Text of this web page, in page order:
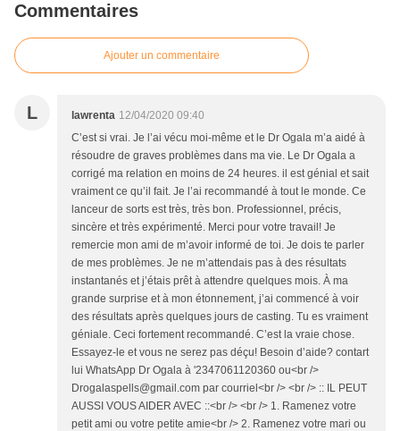
Commentaires
Ajouter un commentaire
L lawrenta 12/04/2020 09:40
C’est si vrai. Je l’ai vécu moi-même et le Dr Ogala m’a aidé à
résoudre de graves problèmes dans ma vie. Le Dr Ogala a
corrigé ma relation en moins de 24 heures. il est génial et sait
vraiment ce qu’il fait. Je l’ai recommandé à tout le monde. Ce
lanceur de sorts est très, très bon. Professionnel, précis,
sincère et très expérimenté. Merci pour votre travail! Je
remercie mon ami de m’avoir informé de toi. Je dois te parler
de mes problèmes. Je ne m’attendais pas à des résultats
instantanés et j’étais prêt à attendre quelques mois. À ma
grande surprise et à mon étonnement, j’ai commencé à voir
des résultats après quelques jours de casting. Tu es vraiment
géniale. Ceci fortement recommandé. C’est la vraie chose.
Essayez-le et vous ne serez pas déçu! Besoin d’aide? contart
lui WhatsApp Dr Ogala à '2347061120360 ou<br />
Drogalaspells@gmail.com par courriel<br /> <br /> :: IL PEUT
AUSSI VOUS AIDER AVEC ::<br /> <br /> 1. Ramenez votre
petit ami ou votre petite amie<br /> 2. Ramenez votre mari ou